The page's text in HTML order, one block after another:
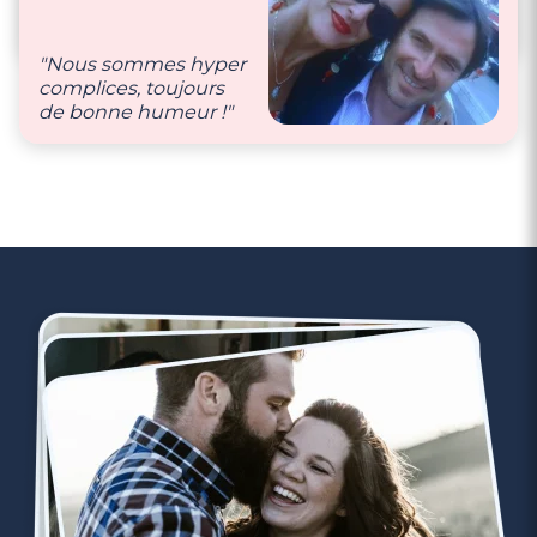
métiers respectifs
nous le permettent)
avec des petites
attentions
"Nous sommes hyper
complices, toujours
de bonne humeur !"